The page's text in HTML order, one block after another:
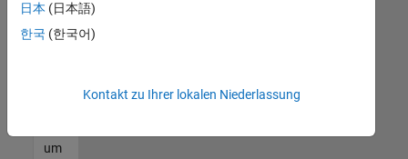
entsprechen,
werden
unseres
um
日本 (日本語)
한국 (한국어)
Kontakt zu Ihrer lokalen Niederlassung